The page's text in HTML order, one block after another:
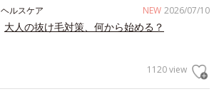
NEW 2026/07/10
ヘルスケア
大人の抜け毛対策、何から始める？
1120 view